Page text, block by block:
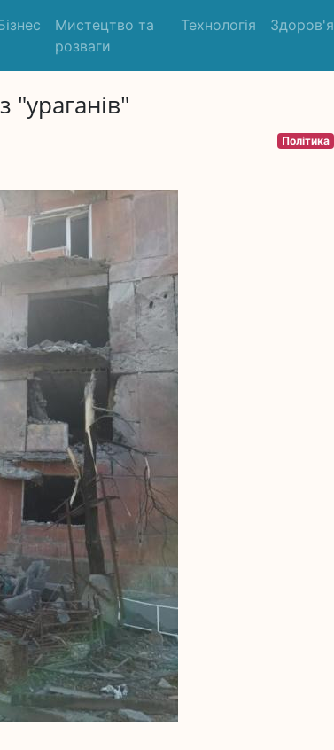
Мистецтво та
розваги
Технологія Здоров'я
"ураганів"
Політика